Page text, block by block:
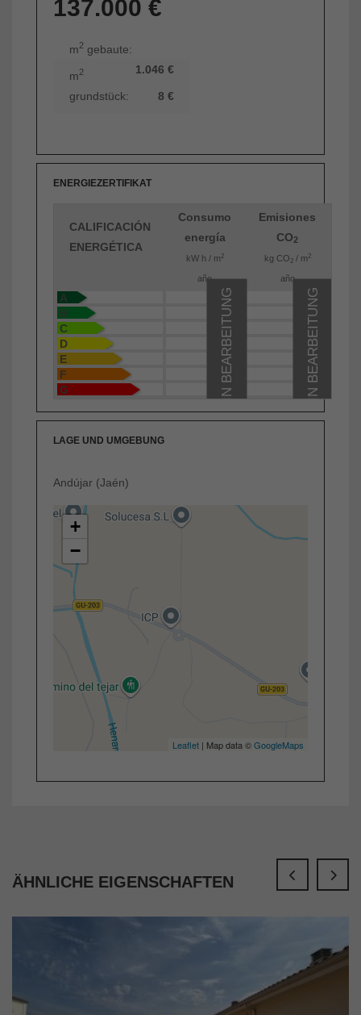
137.000 €
m2 gebaute:
1.046 €
m2
grundstück: 8 €
ENERGIEZERTIFIKAT
CALIFICACIÓN
ENERGÉTICA
Consumo
energía
kW h / m 2
año
Emisiones
CO2
kg CO 2/ m 2
año
A
B
C
D
E
F
G
IN BEARBEITUNG
IN BEARBEITUNG
LAGE UND UMGEBUNG
Andújar (Jaén)
+
−
Leaflet | Map data ©GoogleMaps
ÄHNLICHE EIGENSCHAFTEN